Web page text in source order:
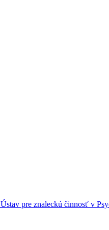
Ústav pre znaleckú činnosť v